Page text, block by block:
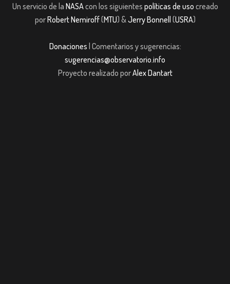
Un servicio de la NASAcon los siguientes políticas de uso creado
porRobert Nemiroff(MTU) &Jerry Bonnell (USRA)
Donaciones | Comentarios y sugerencias:
sugerencias@observatorio.info
Proyecto realizado porAlex Dantart